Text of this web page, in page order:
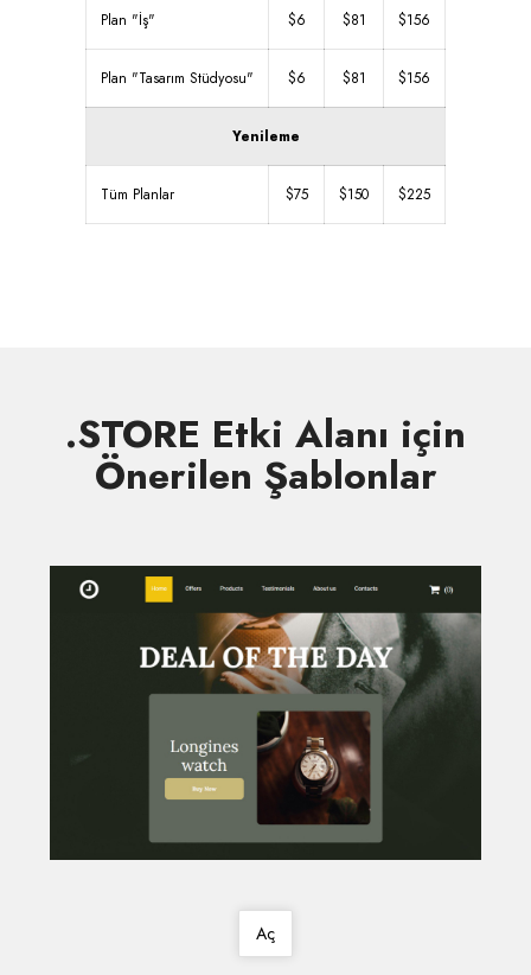
Plan "İş" $6 $81 $156
Plan "Tasarım Stüdyosu" $6 $81 $156
Yenileme
Tüm Planlar $75 $150 $225
.STORE Etki Alanı için
Önerilen Şablonlar
Aç